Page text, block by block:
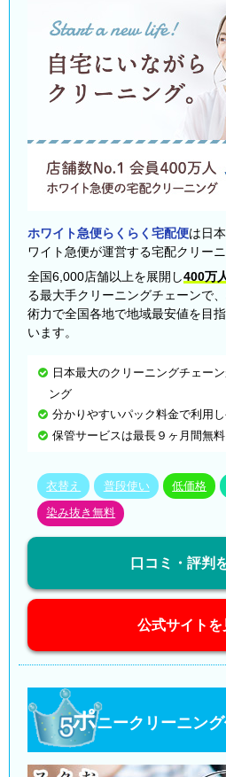
ホワイト急便らくらく宅配便は日
ワイト急便が運営する宅配クリー
全国6,000店舗以上を展開し400万
る最大手クリーニングチェーンで
術力で全国各地で地域最安値を目
います。
日本最大のクリーニングチェー
ング
分かりやすいパック料金で利用し
保管サービスは最長９ヶ月間無料
衣替え 普段使い 低価格
染み抜き無料
口コミ・評判
公式サイトを
ポニークリーニン